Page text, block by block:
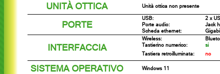
UNITÀ OTTICA Unità ottica non presente
PORTE
USB:
2 x
Porte audio:
Jack
Scheda ethernet:
INTERFACCIA
Wireless:
Tastierino numerico:
si
Tastiera retroilluminata:
no
SISTEMA OPERATIVO Windows 11